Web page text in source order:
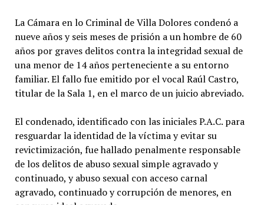
La Cámara en lo Criminal de Villa Dolores condenó a
nueve años y seis meses de prisión a un hombre de 60
años por graves delitos contra la integridad sexual de
una menor de 14 años perteneciente a su entorno
familiar. El fallo fue emitido por el vocal Raúl Castro,
titular de la Sala 1, en el marco de un juicio abreviado.
El condenado, identificado con las iniciales P.A.C. para
resguardar la identidad de la víctima y evitar su
revictimización, fue hallado penalmente responsable
de los delitos de abuso sexual simple agravado y
continuado, y abuso sexual con acceso carnal
agravado, continuado y corrupción de menores, en